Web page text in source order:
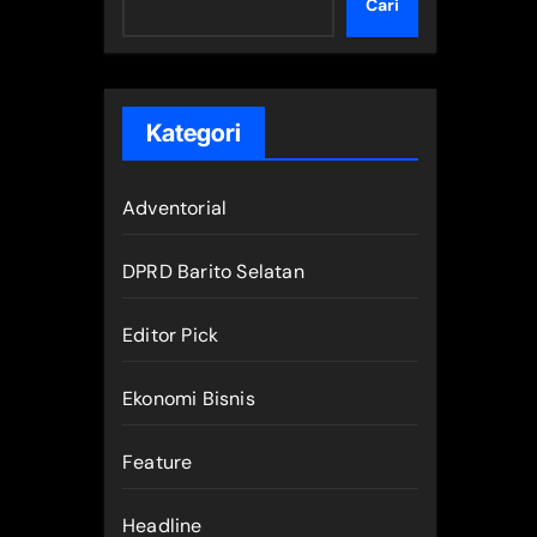
Cari
Kategori
Adventorial
DPRD Barito Selatan
Editor Pick
Ekonomi Bisnis
Feature
Headline